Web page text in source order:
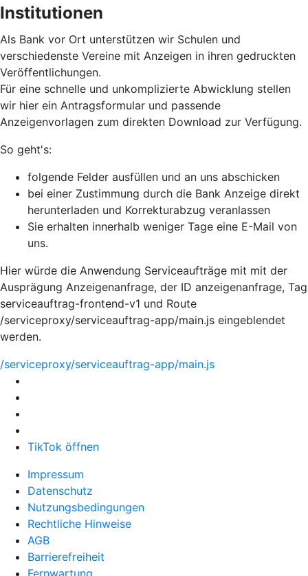
Institutionen
Als Bank vor Ort unterstützen wir Schulen und
verschiedenste Vereine mit Anzeigen in ihren gedruckten
Veröffentlichungen.
Für eine schnelle und unkomplizierte Abwicklung stellen
wir hier ein Antragsformular und passende
Anzeigenvorlagen zum direkten Download zur Verfügung.
So geht's:
folgende Felder ausfüllen und an uns abschicken
bei einer Zustimmung durch die Bank Anzeige direkt
herunterladen und Korrekturabzug veranlassen
Sie erhalten innerhalb weniger Tage eine E-Mail von
uns.
Hier würde die Anwendung Serviceaufträge mit mit der
Ausprägung Anzeigenanfrage, der ID anzeigenanfrage, Tag
serviceauftrag-frontend-v1 und Route
/serviceproxy/serviceauftrag-app/main.js eingeblendet
werden.
/serviceproxy/serviceauftrag-app/main.js
TikTok öffnen
Impressum
Datenschutz
Nutzungsbedingungen
Rechtliche Hinweise
AGB
Barrierefreiheit
Fernwartung